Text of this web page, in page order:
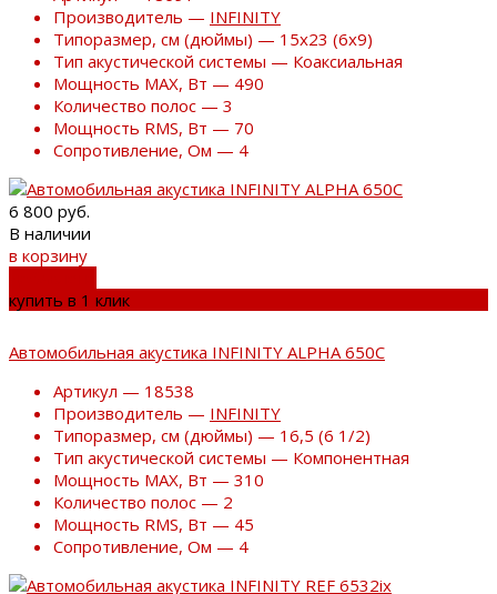
Производитель — INFINITY
Типоразмер, см (дюймы) — 15х23 (6х9)
Тип акустической системы — Коаксиальная
Мощность MAX, Вт — 490
Количество полос — 3
Мощность RMS, Вт — 70
Сопротивление, Ом — 4
6 800 руб.
В наличии
в корзину
купить в 1 клик
Автомобильная акустика INFINITY ALPHA 650С
Артикул — 18538
Производитель — INFINITY
Типоразмер, см (дюймы) — 16,5 (6 1/2)
Тип акустической системы — Компонентная
Мощность MAX, Вт — 310
Количество полос — 2
Мощность RMS, Вт — 45
Сопротивление, Ом — 4